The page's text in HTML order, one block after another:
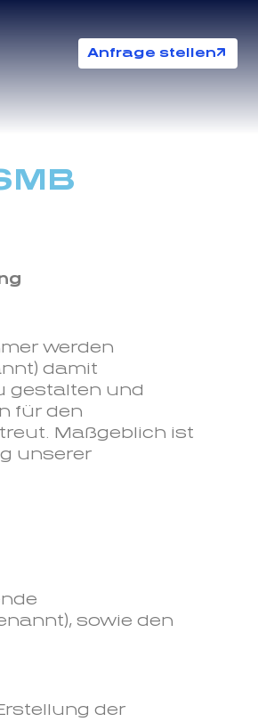
Anfrage stellen
werden
damit
gestalten und
für den
Maßgeblich ist
unserer
sowie den
der